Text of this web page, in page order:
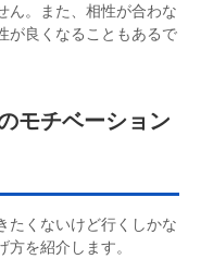
ん。また、相性が合わな
が良くなることもあるで
モチベーション
たくないけど行くしかな
を紹介します。